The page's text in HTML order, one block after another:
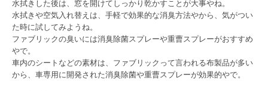
水拭きした後は、窓を開けてしっかり乾かすことが大事やね。
水拭きや空気入れ替えは、手軽で効果的な消臭方法やから、気がつい
た時に試してみようね。
ファブリックの臭いには消臭除菌スプレーや重曹スプレーがおすすめ
やで。
車内のシートなどの素材は、ファブリックって言われる布製品が多い
から、車専用に開発された消臭除菌や重曹スプレーが効果的やで。